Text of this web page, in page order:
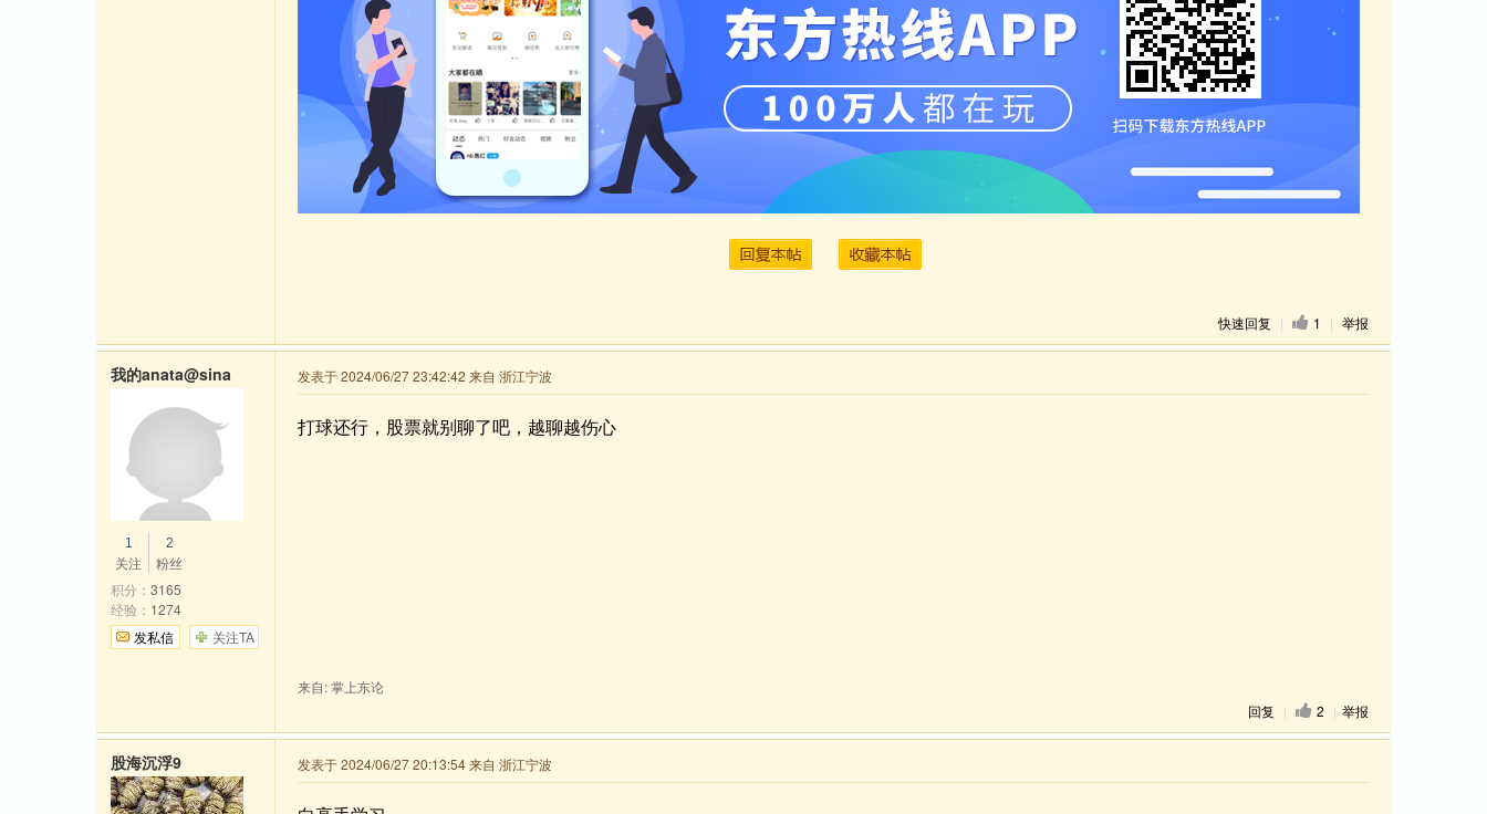
快速回复 | 1 | 举报
发表于 2024/06/27 23:42:42 来自 浙江宁波
打球还行，股票就别聊了吧，越聊越伤心
来自: 掌上东论
回复 | 2 | 举报
我的anata@sina
1
关注
2
粉丝
积分： 3165
经验： 1274
发私信
关注TA
发表于 2024/06/27 20:13:54 来自 浙江宁波
股海沉浮9